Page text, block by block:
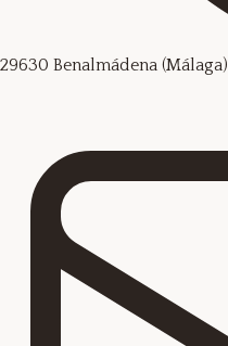
29630 Benalmádena (Málaga)